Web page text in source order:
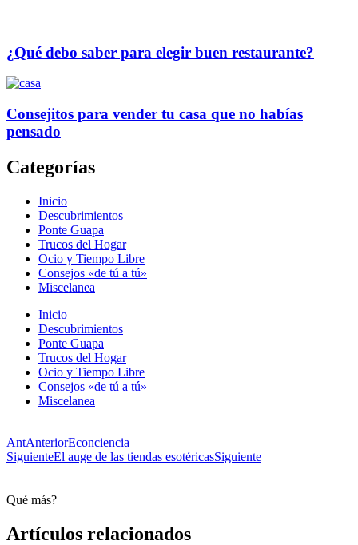
¿Qué debo saber para elegir buen restaurante?
Consejitos para vender tu casa que no habías
pensado
Categorías
Inicio
Descubrimientos
Ponte Guapa
Trucos del Hogar
Ocio y Tiempo Libre
Consejos «de tú a tú»
Miscelanea
Inicio
Descubrimientos
Ponte Guapa
Trucos del Hogar
Ocio y Tiempo Libre
Consejos «de tú a tú»
Miscelanea
AntAnteriorEconciencia
SiguienteEl auge de las tiendas esotéricasSiguiente
Qué más?
Artículos relacionados